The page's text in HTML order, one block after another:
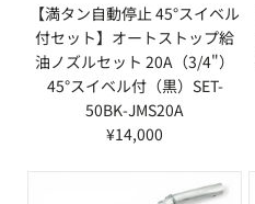
【満タン自動停止 45°スイベル
付セット】オートストップ給
油ノズルセット 20A（3/4"）
45°スイベル付（黒）SET-
50BK-JMS20A
¥14,000